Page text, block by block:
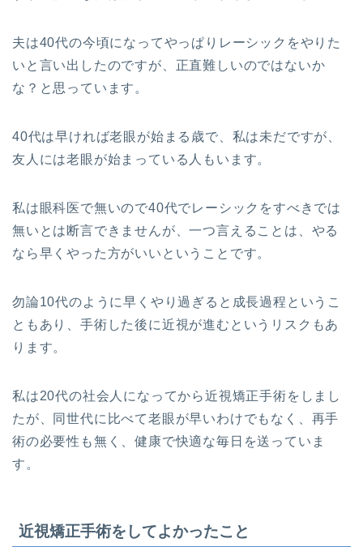
夫は40代の今頃になってやっぱりレーシックをやりた
いと言い出したのですが、正直難しいのではないか
な？と思っています。
40代は早ければ老眼が始まる歳で、私は未だですが、
友人には老眼が始まっている人もいます。
私は眼科医で無いので40代でレーシックをすべきでは
無いとは断言できませんが、一つ言えることは、やる
なら早くやった方がいいということです。
勿論10代のように早くやり過ぎると成長過程というこ
ともあり、手術した後に近視が進むというリスクもあ
ります。
私は20代の社会人になってから近視矯正手術をしまし
たが、同世代に比べて老眼が早いわけでもなく、再手
術の必要性も無く、健康で快適な毎日を送っていま
す。
近視矯正手術をしてよかったこと